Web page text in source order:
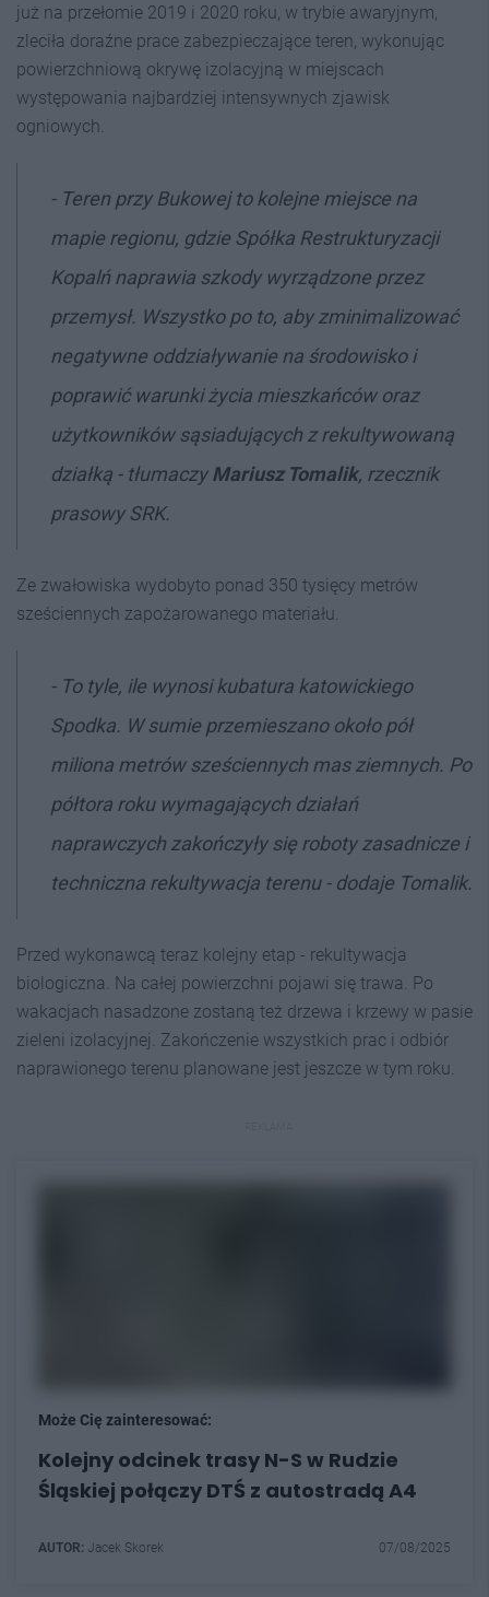
już na przełomie 2019 i 2020 roku, w trybie awaryjnym,
zleciła doraźne prace zabezpieczające teren, wykonując
powierzchniową okrywę izolacyjną w miejscach
występowania najbardziej intensywnych zjawisk
ogniowych.
- Teren przy Bukowej to kolejne miejsce na
mapie regionu, gdzie Spółka Restrukturyzacji
Kopalń naprawia szkody wyrządzone przez
przemysł. Wszystko po to, aby zminimalizować
negatywne oddziaływanie na środowisko i
poprawić warunki życia mieszkańców oraz
użytkowników sąsiadujących z rekultywowaną
działką - tłumaczyMariusz Tomalik, rzecznik
prasowy SRK.
Ze zwałowiska wydobyto ponad 350 tysięcy metrów
sześciennych zapożarowanego materiału.
- To tyle, ile wynosi kubatura katowickiego
Spodka. W sumie przemieszano około pół
miliona metrów sześciennych mas ziemnych. Po
półtora roku wymagających działań
naprawczych zakończyły się roboty zasadnicze i
techniczna rekultywacja terenu - dodaje Tomalik.
Przed wykonawcą teraz kolejny etap - rekultywacja
biologiczna. Na całej powierzchni pojawi się trawa. Po
wakacjach nasadzone zostaną też drzewa i krzewy w pasie
zieleni izolacyjnej. Zakończenie wszystkich prac i odbiór
naprawionego terenu planowane jest jeszcze w tym roku.
Może Cię zainteresować:
Kolejny odcinek trasy N-S w Rudzie
Śląskiej połączy DTŚ z autostradą A4
AUTOR: Jacek Skorek 07/08/2025